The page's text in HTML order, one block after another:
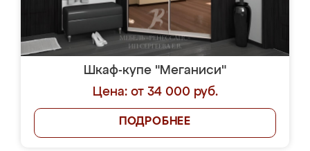
Шкаф-купе "Меганиси"
Цена: от 34 000 руб.
ПОДРОБНЕЕ